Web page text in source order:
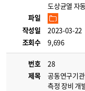
도상균열 자
파일
작성일
2023-03-22
조회수
9,696
번호
28
제목
공동연구기
측정 장비 개